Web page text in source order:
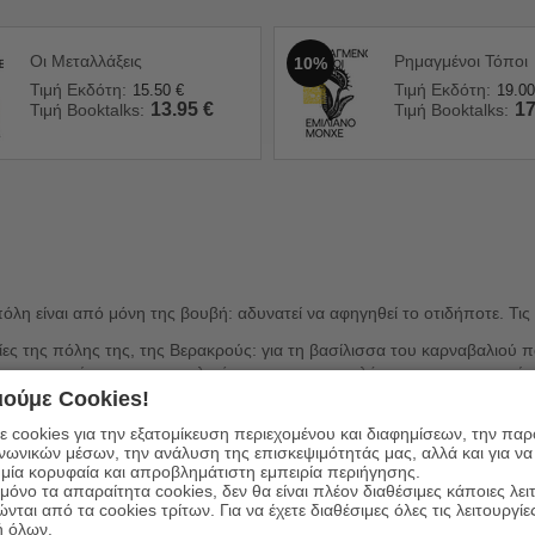
Οι Μεταλλάξεις
Τιμή Εκδότη: 15.50 €
Τιμή Booktalks: 13.95 €
10%
Ρημαγμένοι Τόποι
Τιμή Εκδότη: 19.00
Τιμή Booktalks:
είναι από μόνη της βουβή: αδυνατεί να αφηγηθεί το οτιδήποτε.
της πόλης της, της Βερακρούς: για τη βασίλισσα του
τους αστούς και τους προλετάριους, για τους φιλήσυχους
μεγάλου λιμανιού.
άλλοτε βίαια κι άλλοτε ύπουλα, η πόλη που καταρρέει, η πόλη που,
Cookies!
cookies για την εξατομίκευση περιεχομένου και διαφημίσεων, την
μέσων, την ανάλυση της επισκεψιμότητάς μας, αλλά και για
κορυφαία και απροβλημάτιστη εμπειρία περιήγησης.
τα απαραίτητα cookies, δεν θα είναι πλέον διαθέσιμες κάποιες
από τα cookies τρίτων. Για να έχετε διαθέσιμες όλες τις
όλων.